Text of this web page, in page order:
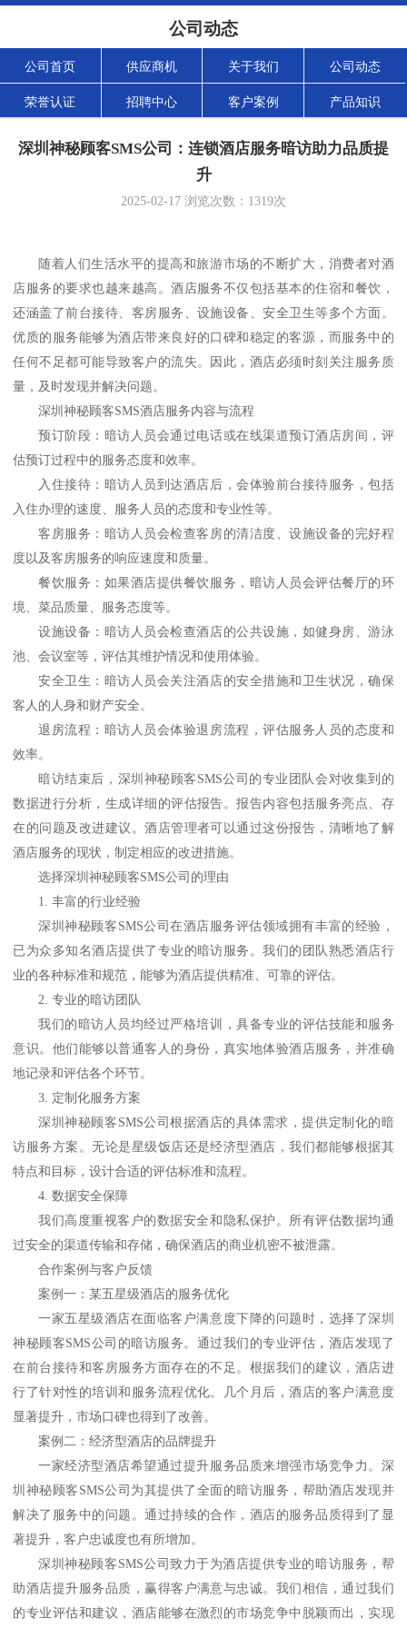
公司动态
公司首页 供应商机 关于我们 公司动态
荣誉认证 招聘中心 客户案例 产品知识
深圳神秘顾客SMS公司：连锁酒店服务暗访助力品质提
升
2025-02-17 浏览次数： 1319次
随着人们生活水平的提高和旅游市场的不断扩大，消费者对酒
店服务的要求也越来越高。酒店服务不仅包括基本的住宿和餐饮，
还涵盖了前台接待、客房服务、设施设备、安全卫生等多个方面。
优质的服务能够为酒店带来良好的口碑和稳定的客源，而服务中的
任何不足都可能导致客户的流失。因此，酒店必须时刻关注服务质
量，及时发现并解决问题。
深圳神秘顾客SMS酒店服务内容与流程
预订阶段：暗访人员会通过电话或在线渠道预订酒店房间，评
估预订过程中的服务态度和效率。
入住接待：暗访人员到达酒店后，会体验前台接待服务，包括
入住办理的速度、服务人员的态度和专业性等。
客房服务：暗访人员会检查客房的清洁度、设施设备的完好程
度以及客房服务的响应速度和质量。
餐饮服务：如果酒店提供餐饮服务，暗访人员会评估餐厅的环
境、菜品质量、服务态度等。
设施设备：暗访人员会检查酒店的公共设施，如健身房、游泳
池、会议室等，评估其维护情况和使用体验。
安全卫生：暗访人员会关注酒店的安全措施和卫生状况，确保
客人的人身和财产安全。
退房流程：暗访人员会体验退房流程，评估服务人员的态度和
效率。
暗访结束后，深圳神秘顾客 SMS公司的专业团队会对收集到的
数据进行分析，生成详细的评估报告。报告内容包括服务亮点、存
在的问题及改进建议。酒店管理者可以通过这份报告，清晰地了解
酒店服务的现状，制定相应的改进措施。
选择深圳神秘顾客SMS公司的理由
1. 丰富的行业经验
深圳神秘顾客 SMS公司在酒店服务评估领域拥有丰富的经验，
已为众多知名酒店提供了专业的暗访服务。我们的团队熟悉酒店行
业的各种标准和规范，能够为酒店提供精准、可靠的评估。
2. 专业的暗访团队
我们的暗访人员均经过严格培训，具备专业的评估技能和服务
意识。他们能够以普通客人的身份，真实地体验酒店服务，并准确
地记录和评估各个环节。
3. 定制化服务方案
深圳神秘顾客 SMS公司根据酒店的具体需求，提供定制化的暗
访服务方案。无论是星级饭店还是经济型酒店，我们都能够根据其
特点和目标，设计合适的评估标准和流程。
4. 数据安全保障
我们高度重视客户的数据安全和隐私保护。所有评估数据均通
过安全的渠道传输和存储，确保酒店的商业机密不被泄露。
合作案例与客户反馈
案例一：某五星级酒店的服务优化
一家五星级酒店在面临客户满意度下降的问题时，选择了深圳
神秘顾客SMS公司的暗访服务。通过我们的专业评估，酒店发现了
在前台接待和客房服务方面存在的不足。根据我们的建议，酒店进
行了针对性的培训和服务流程优化。几个月后，酒店的客户满意度
显著提升，市场口碑也得到了改善。
案例二：经济型酒店的品牌提升
一家经济型酒店希望通过提升服务品质来增强市场竞争力。深
圳神秘顾客 SMS公司为其提供了全面的暗访服务，帮助酒店发现并
解决了服务中的问题。通过持续的合作，酒店的服务品质得到了显
著提升，客户忠诚度也有所增加。
深圳神秘顾客 SMS公司致力于为酒店提供专业的暗访服务，帮
助酒店提升服务品质，赢得客户满意与忠诚。我们相信，通过我们
的专业评估和建议，酒店能够在激烈的市场竞争中脱颖而出，实现